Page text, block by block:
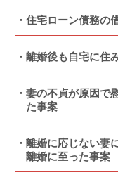
住宅ローン債務の
離婚後も自宅に住
妻の不貞が原因で
た事案
離婚に応じない妻
離婚に至った事案